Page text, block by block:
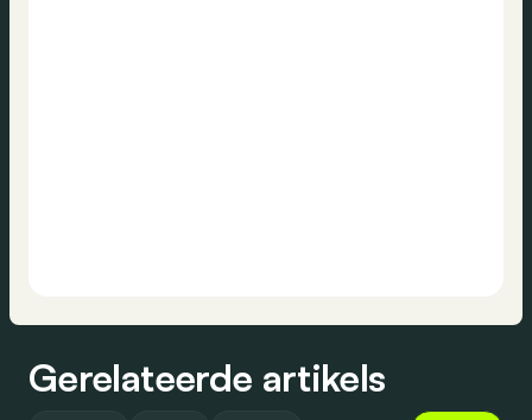
Gerelateerde artikels